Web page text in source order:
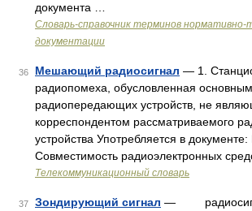
документа …
Словарь-справочник терминов нормативно-
документации
36 Мешающий радиосигнал — 1.
радиопомеха, обусловленная
радиопередающих устройств, не
корреспондентом рассматриваемого
устройства Употребляется в
Совместимость радиоэлектронных
Телекоммуникационный словарь
37 Зондирующий сигнал —